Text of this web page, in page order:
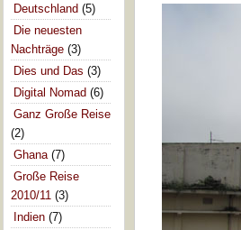
Deutschland (5)
Die neuesten
Nachträge (3)
Dies und Das (3)
Digital Nomad (6)
Ganz Große Reise
(2)
Ghana (7)
Große Reise
2010/11 (3)
Indien (7)